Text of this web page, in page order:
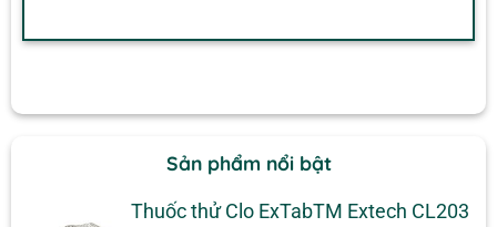
Sản phẩm nổi bật
Thuốc thử Clo ExTabTM Extech CL203